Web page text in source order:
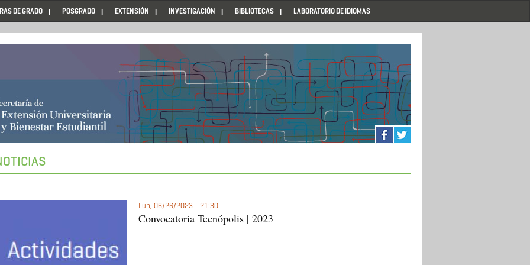
DE GRADO POSGRADO EXTENSIÓN INVESTIGACIÓN BIBLIOTECAS LABORATORIO DE IDIOMAS
Lun, 06/26/2023 - 21:30
Convocatoria Tecnópolis | 2023